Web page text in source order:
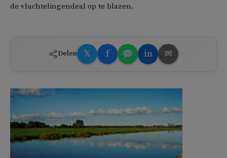
de vluchtelingendeal op te blazen.
Delen 𝕏 f in ✉